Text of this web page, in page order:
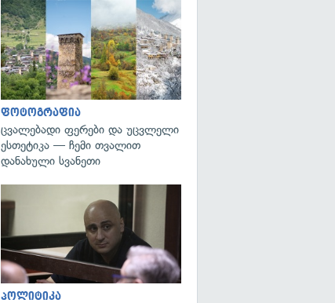
ფოტოგრაფია
ცვალებადი ფერები და უცვლელი
ესთეტიკა — ჩემი თვალით
დანახული სვანეთი
პოლიტიკა